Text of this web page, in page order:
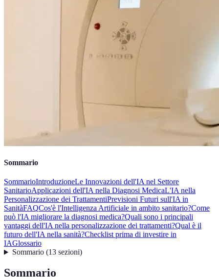
Sommario
SommarioIntroduzioneLe Innovazioni dell'IA nel Settore
SanitarioApplicazioni dell'IA nella Diagnosi MedicaL'IA nella
Personalizzazione dei TrattamentiPrevisioni Futuri sull'IA in
SanitàFAQCos'è l'Intelligenza Artificiale in ambito sanitario?Come
può l'IA migliorare la diagnosi medica?Quali sono i principali
vantaggi dell'IA nella personalizzazione dei trattamenti?Qual è il
futuro dell'IA nella sanità?Checklist prima di investire in
IAGlossario
Sommario(13 sezioni)
Sommario